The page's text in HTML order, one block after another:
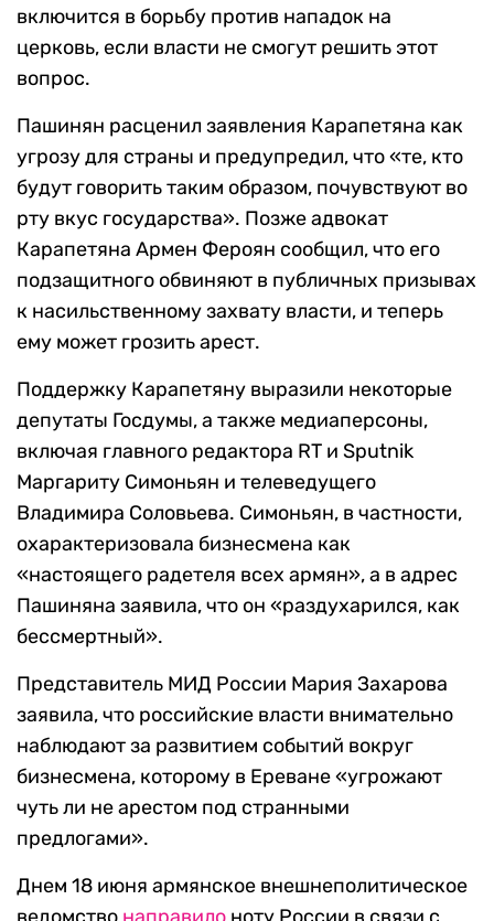
включится в борьбу против нападок на
церковь, если власти не смогут решить этот
вопрос.
Пашинян расценил заявления Карапетяна как
угрозу для страны и предупредил, что «те, кто
будут говорить таким образом, почувствуют во
рту вкус государства». Позже адвокат
Карапетяна Армен Фероян сообщил, что его
подзащитного обвиняют в публичных призывах
к насильственному захвату власти, и теперь
ему может грозить арест.
Поддержку Карапетяну выразили некоторые
депутаты Госдумы, а также медиаперсоны,
включая главного редактора RT и Sputnik
Маргариту Симоньян и телеведущего
Владимира Соловьева. Симоньян, в частности,
охарактеризовала бизнесмена как
«настоящего радетеля всех армян», а в адрес
Пашиняна заявила, что он «раздухарился, как
бессмертный».
Представитель МИД России Мария Захарова
заявила, что российские власти внимательно
наблюдают за развитием событий вокруг
бизнесмена, которому в Ереване «угрожают
чуть ли не арестом под странными
предлогами».
Днем 18 июня армянское внешнеполитическое